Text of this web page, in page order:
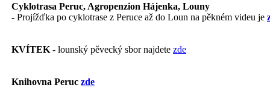
Cyklotrasa Peruc, Agropenzion Hájenka, Louny
- Projížďka po cyklotrase z Peruce až do Loun na pěkném videu je
KVÍTEK - lounský pěvecký sbor najdete zde
Knihovna Peruc zde